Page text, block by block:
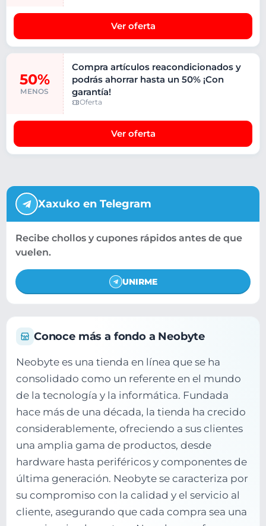
Ver oferta
50%
MENOS
Compra artículos reacondicionados y
podrás ahorrar hasta un 50% ¡Con
garantía!
Oferta
Ver oferta
Conoce más a fondo a Neobyte
Neobyte es una tienda en línea que se ha
consolidado como un referente en el mundo
de la tecnología y la informática. Fundada
hace más de una década, la tienda ha crecido
considerablemente, ofreciendo a sus clientes
una amplia gama de productos, desde
hardware hasta periféricos y componentes de
última generación. Neobyte se caracteriza por
su compromiso con la calidad y el servicio al
cliente, asegurando que cada compra sea una
Xaxuko en Telegram
Recibe chollos y cupones rápidos antes de que
vuelen.
UNIRME